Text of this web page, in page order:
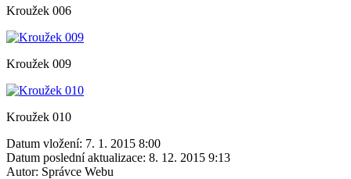
Kroužek 006
Kroužek 009
Kroužek 010
Datum vložení: 7. 1. 2015 8:00
Datum poslední aktualizace: 8. 12. 2015 9:13
Autor: Správce Webu